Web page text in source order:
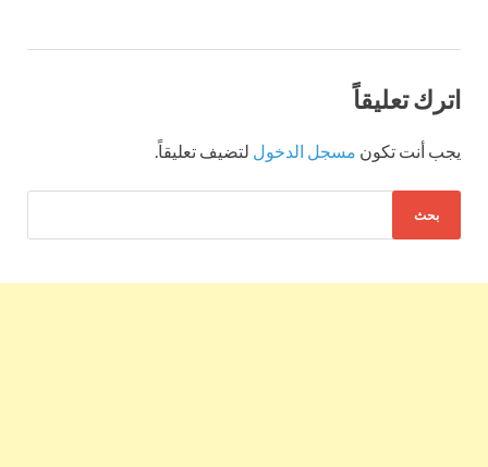
اترك تعليقاً
يجب أنت تكون مسجل الدخول لتضيف تعليقاً.